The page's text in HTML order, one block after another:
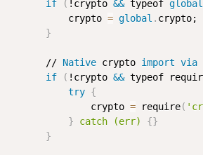
if
( !crypto && typeof global
            crypto
= global . crypto;
}
        //
Native crypto import via
if
( !crypto && typeof
try {
                crypto
= require(
} catch (err) {}
}